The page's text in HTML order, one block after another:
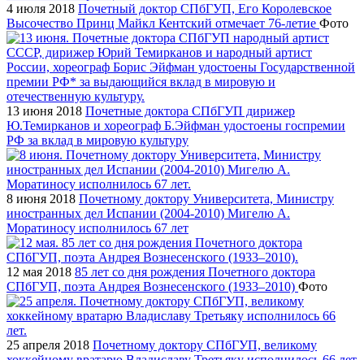
4 июля 2018 Почетный доктор СПбГУП, Его Королевское
Высочество Принц Майкл Кентский отмечает 76-летие Фото
13 июня 2018 Почетные доктора СПбГУП дирижер
Ю.Темирканов и хореограф Б.Эйфман удостоены госпремии
РФ за вклад в мировую культуру
8 июня 2018 Почетному доктору Университета, Министру
иностранных дел Испании (2004-2010) Мигелю А.
Моратиносу исполнилось 67 лет
12 мая 2018 85 лет со дня рождения Почетного доктора
СПбГУП, поэта Андрея Вознесенского (1933–2010) Фото
25 апреля 2018 Почетному доктору СПбГУП, великому